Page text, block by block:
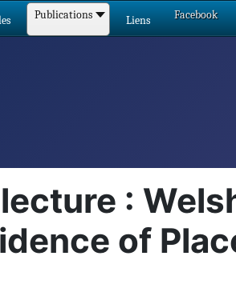
Publications Liens Facebook
:
of